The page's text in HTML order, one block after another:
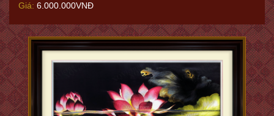
Giá: 6.000.000VNĐ